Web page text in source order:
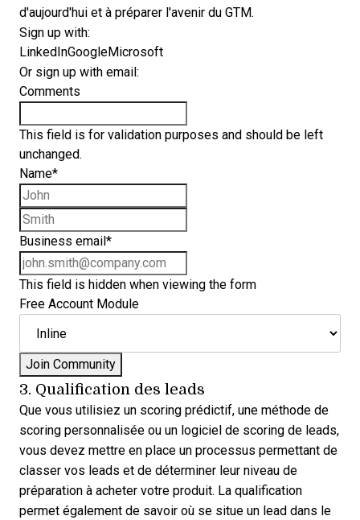
d'aujourd'hui et à préparer l'avenir du GTM.
Sign up with:
LinkedInGoogleMicrosoft
Or sign up with email:
Comments
This field is for validation purposes and should be left
unchanged.
Name*
Business email *
This field is hidden when viewing the form
Free Account Module
3. Qualification des leads
Que vous utilisiez un scoring prédictif, une méthode de
scoring personnalisée ou un logiciel de scoring de leads,
vous devez mettre en place un processus permettant de
classer vos leads et de déterminer leur niveau de
préparation à acheter votre produit. La qualification
permet également de savoir où se situe un lead dans le